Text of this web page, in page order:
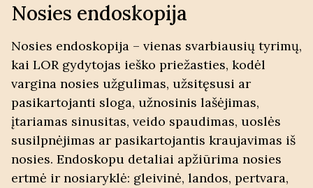
Nosies endoskopija
Nosies endoskopija – vienas svarbiausių tyrimų,
kai LOR gydytojas ieško priežasties, kodėl
vargina nosies užgulimas, užsitęsusi ar
pasikartojanti sloga, užnosinis lašėjimas,
įtariamas sinusitas, veido spaudimas, uoslės
susilpnėjimas ar pasikartojantis kraujavimas iš
nosies. Endoskopu detaliai apžiūrima nosies
ertmė ir nosiaryklė: gleivinė, landos, pertvara,